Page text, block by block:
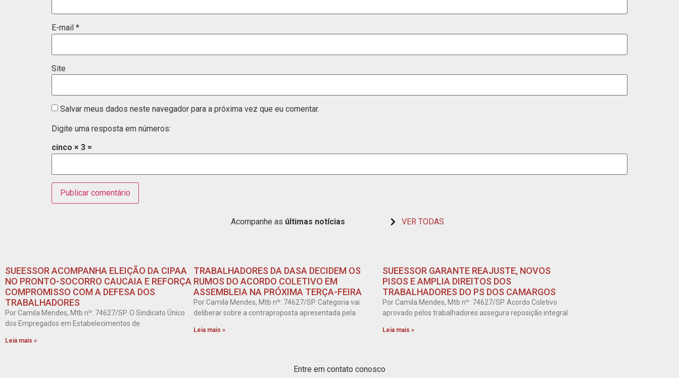
E-mail *
Site
Salvar meus dados neste navegador para a próxima vez que eu comentar.
Digite uma resposta em números:
cinco × 3 =
Acompanhe as últimas notícias VER TODAS
SUEESSOR ACOMPANHA ELEIÇÃO DA CIPAA
NO PRONTO-SOCORRO CAUCAIA E REFORÇA
COMPROMISSO COM A DEFESA DOS
TRABALHADORES
Por Camila Mendes, Mtb nº: 74627/SP. O Sindicato Único
dos Empregados em Estabelecimentos de
Leia mais »
TRABALHADORES DA DASA DECIDEM OS
RUMOS DO ACORDO COLETIVO EM
ASSEMBLEIA NA PRÓXIMA TERÇA-FEIRA
Por Camila Mendes, Mtb nº: 74627/SP. Categoria vai
deliberar sobre a contraproposta apresentada pela
Leia mais »
SUEESSOR GARANTE REAJUSTE, NOVOS
PISOS E AMPLIA DIREITOS DOS
TRABALHADORES DO PS DOS CAMARGOS
Por Camila Mendes, Mtb nº: 74627/SP. Acordo Coletivo
aprovado pelos trabalhadores assegura reposição integral
Leia mais »
Entre em contato conosco